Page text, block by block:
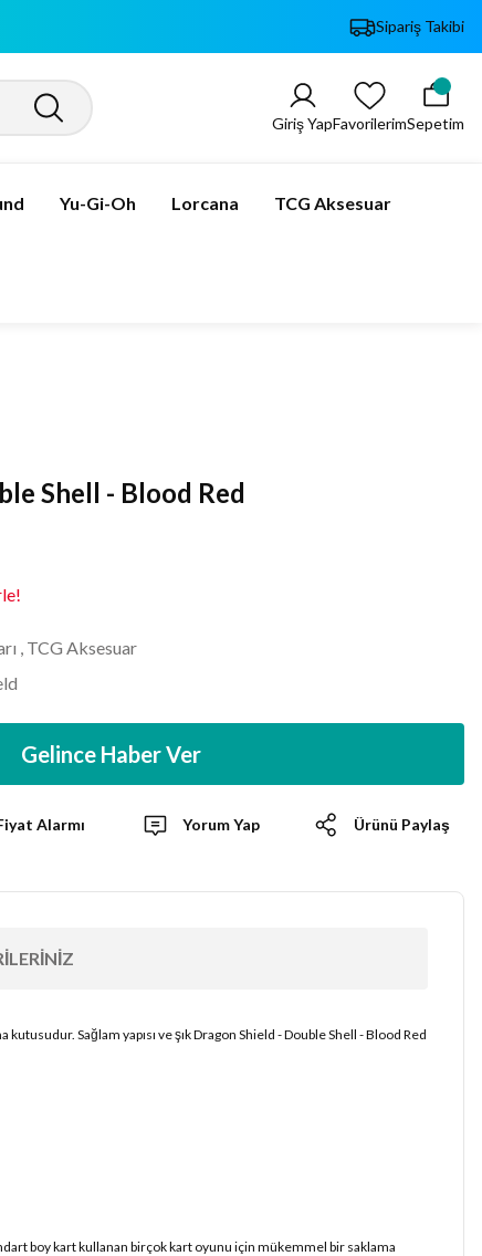
Sipariş Takibi
Giriş YapFavorilerimSepetim
Yu-Gi-Oh Lorcana TCG Aksesuar
Shell - Blood Red
, TCG Aksesuar
Gelince Haber Ver
Alarmı Yorum Yap Ürünü Paylaş
Sağlam yapısı ve şık Dragon Shield - Double Shell - Blood Red
boy kart kullanan birçok kart oyunu için mükemmel bir saklama